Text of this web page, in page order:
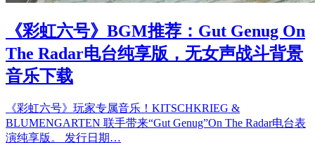
《彩虹六号》BGM推荐：Gut Genug On
The Radar电台纯享版，无女声战斗背景
音乐下载
《彩虹六号》玩家专属音乐！KITSCHKRIEG &
BLUMENGARTEN 联手带来“Gut Genug”On The Radar电台表
演纯享版。 发行日期…